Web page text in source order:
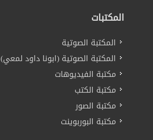
المكتبات
المكتبة الصوتية
المكتبة الصوتية (ابونا داود لمعي)
مكتبة الفيديوهات
مكتبة الكتب
مكتبة الصور
مكتبة البوربوينت